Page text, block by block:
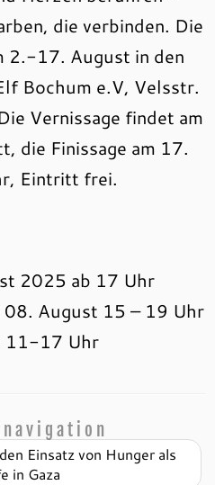
die verbinden. Die
2.-17. August in den
Bochum e.V, Velsstr.
Vernissage findet am
die Finissage am 17.
Eintritt frei.
2025 ab 17 Uhr
August 15 – 19 Uhr
11-17 Uhr
Einsatz von Hunger als
in Gaza